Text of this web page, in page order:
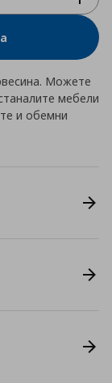
Можете
мебели
и обемни